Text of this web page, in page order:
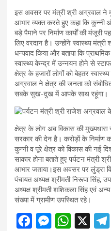
इस अवसर पर मंत्री श्री अग्रवाल ने
आभार व्यक्त करते हुए कहा कि कुन्नी
बड़े पैमाने पर निर्माण कार्यों की मंजूरी
लिए वरदान है। उन्होंने स्वास्थ्य मंत्री
धन्यवाद किया और बताया कि
स्वास्थ्य केन्द्र में उन्नयन होने से
क्षेत्र के हजारों लोगों को बेहतर
अग्रवाल ने क्षेत्र की जनता को
सबके सुख-दुख में आपके साथ रहूंगा।
क्षेत्र के लोग अब विकास की
सरकार की देन है। करोड़ों के निर्माण
कुन्नी व पूरे क्षेत्र को विकास की नई
साकार होना बताते हुए पर्यटन मंत्री
आभार जताया।इस अवसर पर लुंड्रा
पंचायत अध्यक्ष श्रीमती निरूपा सिंह,
अध्यक्ष श्रीमती शशिकला सिंह एवं
संख्या में ग्रामीण उपस्थित रहे।
F
M W X